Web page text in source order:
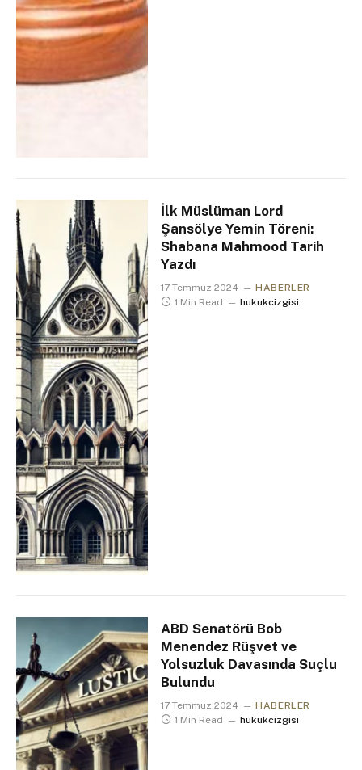
İlk Müslüman Lord
Şansölye Yemin Töreni:
Shabana Mahmood Tarih
Yazdı
17 Temmuz 2024
HABERLER
1 Min Read
hukukcizgisi
ABD Senatörü Bob
Menendez Rüşvet ve
Yolsuzluk Davasında Suçlu
Bulundu
17 Temmuz 2024
HABERLER
1 Min Read
hukukcizgisi